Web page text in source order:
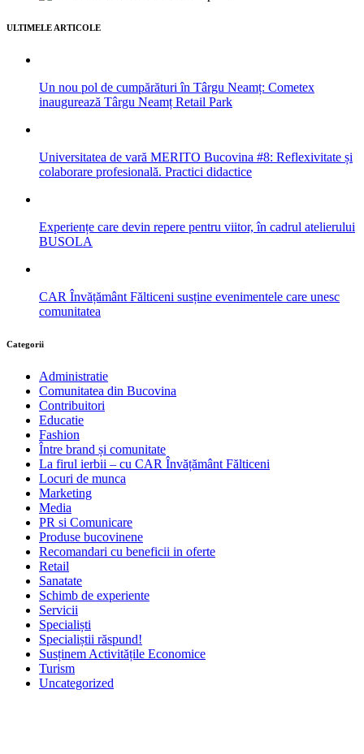
ULTIMELE ARTICOLE
Un nou pol de cumpărături în Târgu Neamț: Cometex
inaugurează Târgu Neamț Retail Park
Universitatea de vară MERITO Bucovina #8: Reflexivitate și
colaborare profesională. Practici didactice
Experiențe care devin repere pentru viitor, în cadrul atelierului
BUSOLA
CAR Învățământ Fălticeni susține evenimentele care unesc
comunitatea
Categorii
Administratie
Comunitatea din Bucovina
Contribuitori
Educatie
Fashion
Între brand și comunitate
La firul ierbii – cu CAR Învățământ Fălticeni
Locuri de munca
Marketing
Media
PR si Comunicare
Produse bucovinene
Recomandari cu beneficii in oferte
Retail
Sanatate
Schimb de experiente
Servicii
Specialiști
Specialiștii răspund!
Susținem Activitățile Economice
Turism
Uncategorized